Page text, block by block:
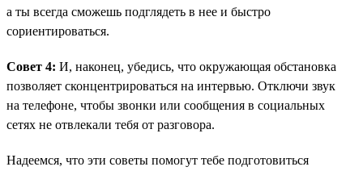
а ты всегда сможешь подглядеть в нее и быстро
сориентироваться.
Совет 4: И, наконец, убедись, что окружающая обстановка
позволяет сконцентрироваться на интервью. Отключи звук
на телефоне, чтобы звонки или сообщения в социальных
сетях не отвлекали тебя от разговора.
Надеемся, что эти советы помогут тебе подготовиться